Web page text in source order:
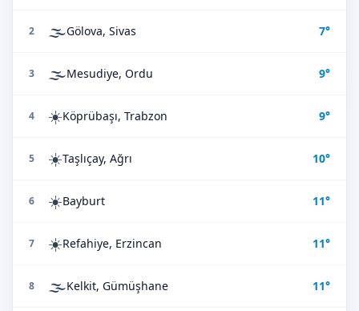
2 🌫️Gölova, Sivas 7°
3 🌫️Mesudiye, Ordu 9°
4 ☀️Köprübaşı, Trabzon 9°
5 ☀️Taşlıçay, Ağrı 10°
6 ☀️Bayburt 11°
7 ☀️Refahiye, Erzincan 11°
8 🌫️Kelkit, Gümüşhane 11°